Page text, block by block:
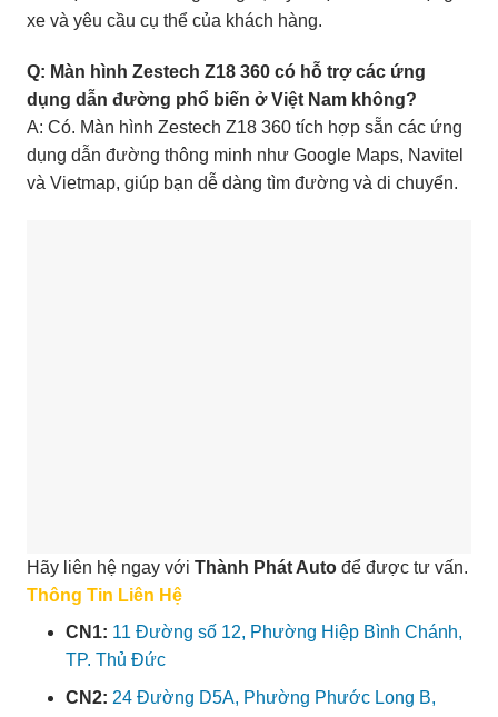
xe và yêu cầu cụ thể của khách hàng.
Q: Màn hình Zestech Z18 360 có hỗ trợ các ứng
dụng dẫn đường phổ biến ở Việt Nam không?
A: Có. Màn hình Zestech Z18 360 tích hợp sẵn các ứng
dụng dẫn đường thông minh như Google Maps, Navitel
và Vietmap, giúp bạn dễ dàng tìm đường và di chuyển.
Hãy liên hệ ngay với Thành Phát Auto để được tư vấn.
Thông Tin Liên Hệ
CN1: 11 Đường số 12, Phường Hiệp Bình Chánh,
TP. Thủ Đức
CN2: 24 Đường D5A, Phường Phước Long B,